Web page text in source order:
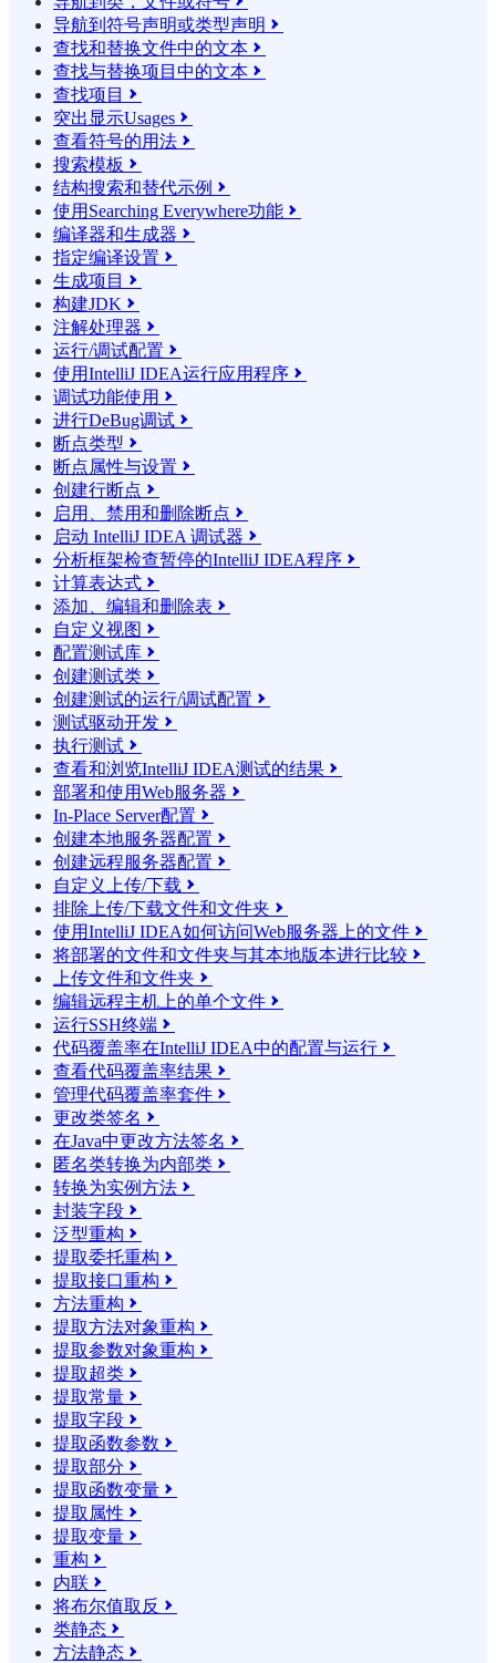
导航到符号声明或类型声明 
查找和替换文件中的文本 
查找与替换项目中的文本 
查找项目 
突出显示Usages 
查看符号的用法 
搜索模板 
结构搜索和替代示例 
使用Searching Everywhere功能 
编译器和生成器 
指定编译设置 
生成项目 
构建JDK 
注解处理器 
运行/调试配置 
使用IntelliJ IDEA运行应用程序 
调试功能使用 
进行DeBug调试 
断点类型 
断点属性与设置 
创建行断点 
启用、禁用和删除断点 
启动 IntelliJ IDEA 调试器 
分析框架检查暂停的IntelliJ IDEA程序 
计算表达式 
添加、编辑和删除表 
自定义视图 
配置测试库 
创建测试类 
创建测试的运行/调试配置 
测试驱动开发 
执行测试 
查看和浏览IntelliJ IDEA测试的结果 
部署和使用Web服务器 
In-Place Server配置 
创建本地服务器配置 
创建远程服务器配置 
自定义上传/下载 
排除上传/下载文件和文件夹 
使用IntelliJ IDEA如何访问Web服务器上的文件 
将部署的文件和文件夹与其本地版本进行比较 
上传文件和文件夹 
编辑远程主机上的单个文件 
运行SSH终端 
代码覆盖率在IntelliJ IDEA中的配置与运行 
查看代码覆盖率结果 
管理代码覆盖率套件 
更改类签名 
在Java中更改方法签名 
匿名类转换为内部类 
转换为实例方法 
封装字段 
泛型重构 
提取委托重构 
提取接口重构 
方法重构 
提取方法对象重构 
提取参数对象重构 
提取超类 
提取常量 
提取字段 
提取函数参数 
提取部分 
提取函数变量 
提取属性 
提取变量 
重构 
内联 
将布尔值取反 
类静态 
方法静态 